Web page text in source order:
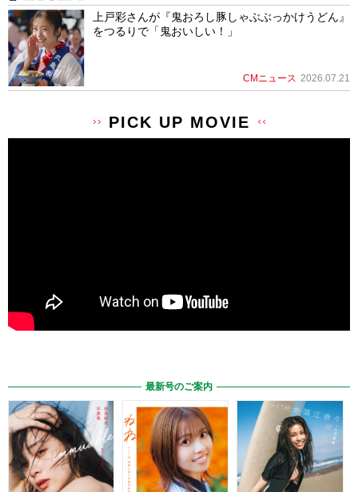
上戸彩さんが『鬼おろし豚しゃぶぶっかけうどん』
をつるりで「鬼おいしい！」
CMニュース 2026.07.21
PICK UP MOVIE
最新号のご案内